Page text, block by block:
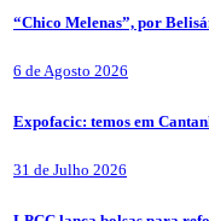
“Chico Melenas”, por
6 de Agosto 2026
Expofacic: temos em
31 de Julho 2026